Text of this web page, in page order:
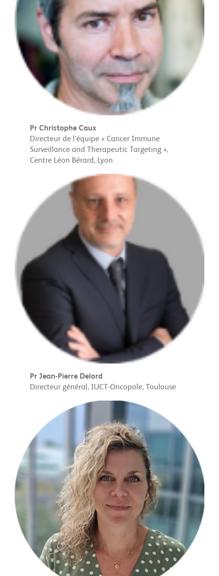
Pr Christophe Caux
Directeur de l’équipe « Cancer Immune
Surveillance and Therapeutic Targeting »,
Centre Léon Bérard, Lyon
Pr Jean-Pierre Delord
Directeur général, IUCT-Oncopole, Toulouse